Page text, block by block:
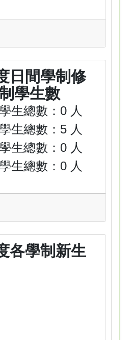
日間學制修
學生數
生總數：0 人
生總數：5 人
生總數：0 人
生總數：0 人
各學制新生